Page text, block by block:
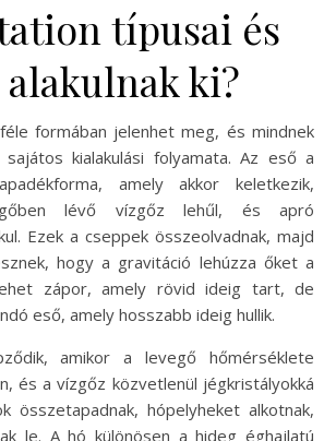
típusai és
ki?
formában jelenhet meg, és mindnek
kialakulási folyamata. Az eső a
amely akkor keletkezik,
lévő vízgőz lehűl, és apró
Ezek a cseppek összeolvadnak, majd
hogy a gravitáció lehúzza őket a
zápor, amely rövid ideig tart, de
eső, amely hosszabb ideig hullik.
amikor a levegő hőmérséklete
és a vízgőz közvetlenül jégkristályokká
összetapadnak, hópelyheket alkotnak,
le. A hó különösen a hideg éghajlatú